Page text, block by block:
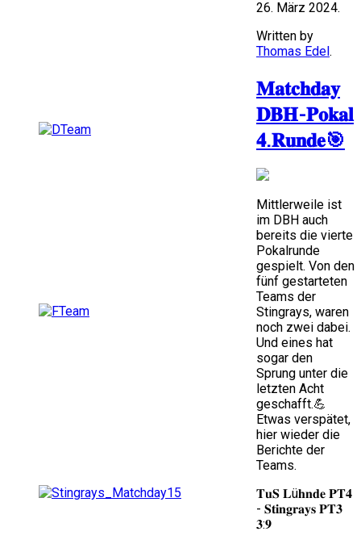
26. März 2024.
Written by
Thomas Edel.
𝐌𝐚𝐭𝐜𝐡𝐝𝐚𝐲
𝐃𝐁𝐇-𝐏𝐨𝐤𝐚𝐥
𝟒.𝐑𝐮𝐧𝐝𝐞🎯
Mittlerweile ist
im DBH auch
bereits die vierte
Pokalrunde
gespielt. Von den
fünf gestarteten
Teams der
Stingrays, waren
noch zwei dabei.
Und eines hat
sogar den
Sprung unter die
letzten Acht
geschafft.💪
Etwas verspätet,
hier wieder die
Berichte der
Teams.
𝐓𝐮𝐒 𝐋ü𝐡𝐧𝐝𝐞 𝐏𝐓𝟒
- 𝐒𝐭𝐢𝐧𝐠𝐫𝐚𝐲𝐬 𝐏𝐓𝟑
𝟑:𝟗